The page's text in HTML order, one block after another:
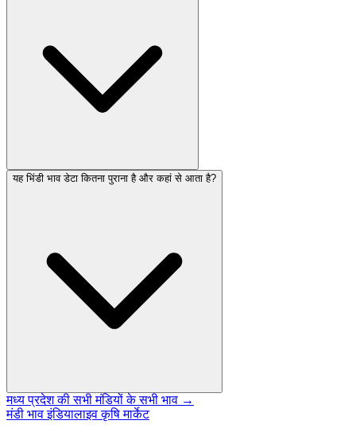
यह भिंडी भाव डेटा कितना पुराना है और कहां से आता है?
मध्य प्रदेश की सभी मंडियों के सभी भाव →
मंडी भाव इंडियालाइव कृषि मार्केट